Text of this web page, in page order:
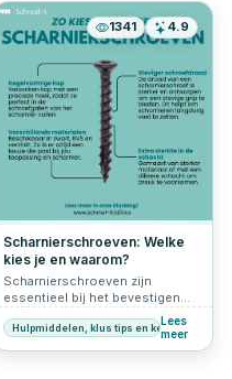
1341 4.9
Scharnierschroeven: Welke
kies je en waarom?
Scharnierschroeven zijn
essentieel bij het bevestigen
van scharnieren op deuren,
kasten en andere
meubelstukken. De juiste keuze
Hulpmiddelen, klus tips en keuzehulp
Lees
meer